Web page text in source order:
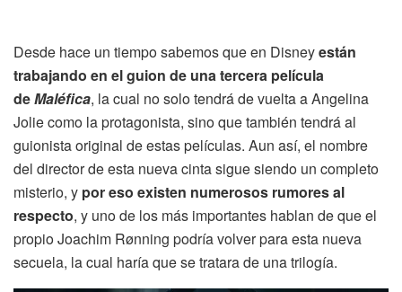
Desde hace un tiempo sabemos que en Disneyestán
trabajando en el guion de una tercera película
deMaléfica, la cual no solo tendrá de vuelta a Angelina
Jolie como la protagonista, sino que también tendrá al
guionista original de estas películas. Aun así, el nombre
del director de esta nueva cinta sigue siendo un completo
misterio, y por eso existen numerosos rumores al
respecto, y uno de los más importantes hablan de que el
propio Joachim Rønning podría volver para esta nueva
secuela, la cual haría que se tratara de una trilogía.